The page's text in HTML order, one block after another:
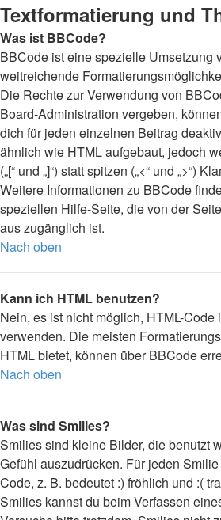
Textformatierung und
Was ist BBCode?
BBCode ist eine spezielle Umsetzung
weitreichende
Die Rechte zur Verwendung von
Board-Administration vergeben,
dich für jeden einzelnen Beitrag
ähnlich wie HTML aufgebaut, jedoch
(„[“ und „]“) statt spitzen („<“ und „>“)
Weitere Informationen zu BBCode
speziellen Hilfe-Seite, die von der
aus zugänglich ist.
Nach oben
Kann ich HTML benutzen?
Nein, es ist nicht möglich, HTML-Code
verwenden. Die meisten
HTML bietet, können über BBCode
Nach oben
Was sind Smilies?
Smilies sind kleine Bilder, die benutzt
Gefühl auszudrücken. Für jeden
Code, z. B. bedeutet :) fröhlich und :(
Smilies kannst du beim Verfassen